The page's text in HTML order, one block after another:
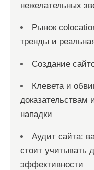
нежелательных
Рынок
тренды и
Создание
Клевета и
доказательствам
нападки
Аудит сайта:
стоит учитывать
эффективности